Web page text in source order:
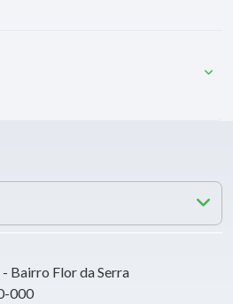
Bairro Flor da Serra
000